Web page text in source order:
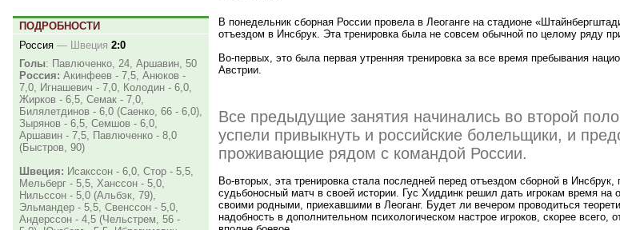
ПОДРОБНОСТИ
Россия — Швеция 2:0
Голы: Павлюченко, 24, Аршавин, 50
Россия: Акинфеев - 7,5, Анюков -
7,0, Игнашевич - 7,0, Колодин - 6,0,
Жирков - 6,5, Семак - 7,0,
Билялетдинов - 6,0 (Саенко, 66 - 6,0),
Зырянов - 6,5, Семшов - 6,0,
Аршавин - 7,5, Павлюченко - 8,0
(Быстров, 90)
Швеция: Исакссон - 6,0, Стор - 5,5,
Мельберг - 5,5, Ханссон - 5,0,
Нильссон - 5,0 (Альбэк, 79),
Эльмандер - 5,5, Свенссон - 5,0,
Андерссон - 4,5 (Чельстрем, 56 -
В понедельник сборная России провела в Леоганге на стадионе
отъездом в Инсбрук. Эта тренировка была не совсем обычной по целому ряду
Во-первых, это была первая утренняя тренировка за все время пребывания
Австрии.
Все предыдущие занятия начинались во второй
успели привыкнуть и российские болельщики, и
проживающие рядом с командой России.
Во-вторых, эта тренировка стала последней перед отъездом сборной в Инсбрук,
судьбоносный матч в своей истории. Гус Хиддинк решил дать игрокам время на
своими родными, приехавшими в Леоганг. Будет ли вечером проводиться
надобность в дополнительном психологическом настрое игроков, скорее всего,